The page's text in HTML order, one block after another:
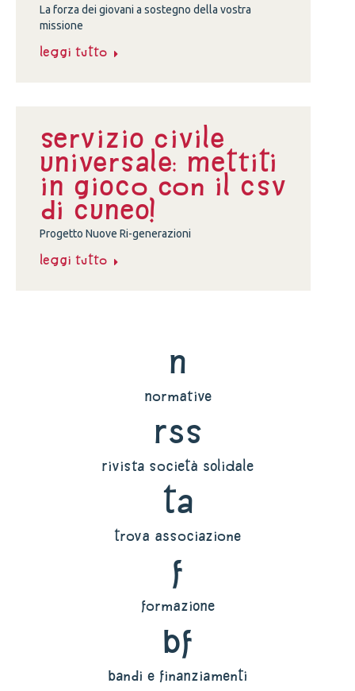
La forza dei giovani a sostegno della vostra
missione
Leggi tutto
Servizio Civile
Universale: Mettiti
in gioco con il CSV
di Cuneo!
Progetto Nuove Ri-generazioni
Leggi tutto
n
normative
rss
rivista società solidale
ta
trova associazione
f
formazione
bf
bandi e finanziamenti